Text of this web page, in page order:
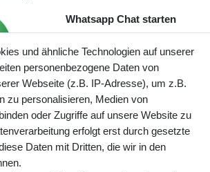
Whatsapp Chat starten
gesetzl. MwSt. und zzgl. Service- und
und ähnliche Technologien auf unserer
personenbezogene Daten von
Webseite (z.B. IP-Adresse), um z.B.
zu personalisieren, Medien von
oder Zugriffe auf unsere Website zu
erfolgt erst durch gesetzte
Daten mit Dritten, die wir in den